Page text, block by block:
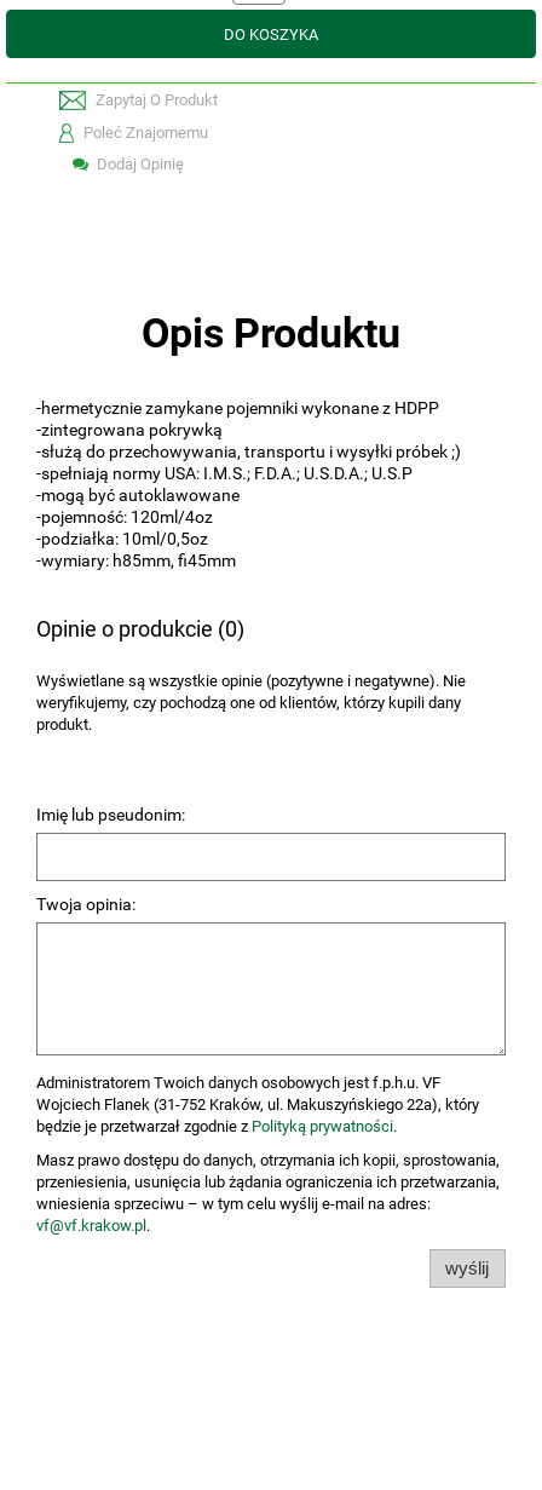
DO KOSZYKA
Zapytaj O Produkt
Poleć Znajomemu
Dodaj Opinię
Opis Produktu
-hermetycznie zamykane pojemniki wykonane z HDPP
-zintegrowana pokrywką
-służą do przechowywania, transportu i wysyłki próbek ;)
-spełniają normy USA: I.M.S.; F.D.A.; U.S.D.A.; U.S.P
-mogą być autoklawowane
-pojemność: 120ml/4oz
-podziałka: 10ml/0,5oz
-wymiary: h85mm, fi45mm
Opinie o produkcie (0)
Wyświetlane są wszystkie opinie (pozytywne i negatywne). Nie
weryfikujemy, czy pochodzą one od klientów, którzy kupili dany
produkt.
Imię lub pseudonim:
Twoja opinia:
Administratorem Twoich danych osobowych jest f.p.h.u. VF
Wojciech Flanek (31-752 Kraków, ul. Makuszyńskiego 22a), który
będzie je przetwarzał zgodnie z Polityką prywatności.
Masz prawo dostępu do danych, otrzymania ich kopii, sprostowania,
przeniesienia, usunięcia lub żądania ograniczenia ich przetwarzania,
wniesienia sprzeciwu – w tym celu wyślij e-mail na adres:
vf@vf.krakow.pl .
wyślij